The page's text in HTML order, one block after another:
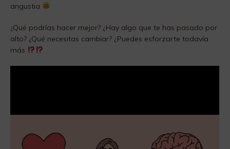
angustia
¿Qué podrías hacer mejor? ¿Hay algo que te has pasado por
alto? ¿Qué necesitas cambiar? ¿Puedes esforzarte todavía
más